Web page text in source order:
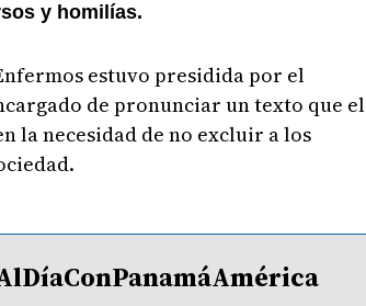
y homilías.
estuvo presidida por el
de pronunciar un texto que el
la necesidad de no excluir a los